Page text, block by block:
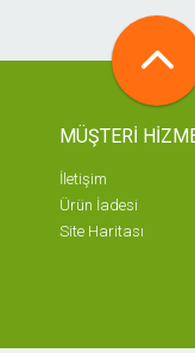
MÜŞTERİ
İletişim
Ürün İadesi
Site Haritası